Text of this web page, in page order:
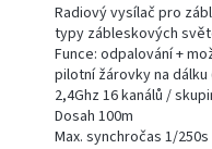
Radiový vysílač pro
typy zábleskových
Funce: odpalování +
pilotní žárovky na
2,4Ghz 16 kanálů /
Dosah 100m
Max. synchročas 1/250s